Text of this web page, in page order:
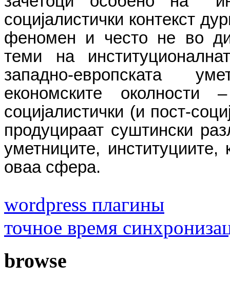
социјалистички контекст
феномен и често не во
теми на
западно-европската
економските околности
социјалистички (и пост-
продуцираат суштински
уметниците, институциите,
оваа сфера.
wordpress плагины
точное время
browse